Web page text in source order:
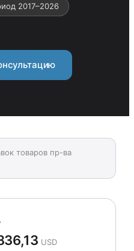
2017–2026
товаров пр-ва
USD